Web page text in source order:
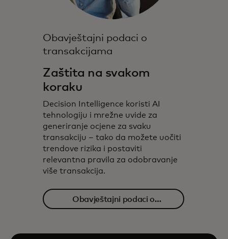
Obavještajni podaci o
transakcijama
Zaštita na svakom
koraku
Decision Intelligence koristi AI
tehnologiju i mrežne uvide za
generiranje ocjene za svaku
transakciju – tako da možete uočiti
trendove rizika i postaviti
relevantna pravila za odobravanje
više transakcija.
Obavještajni podaci o